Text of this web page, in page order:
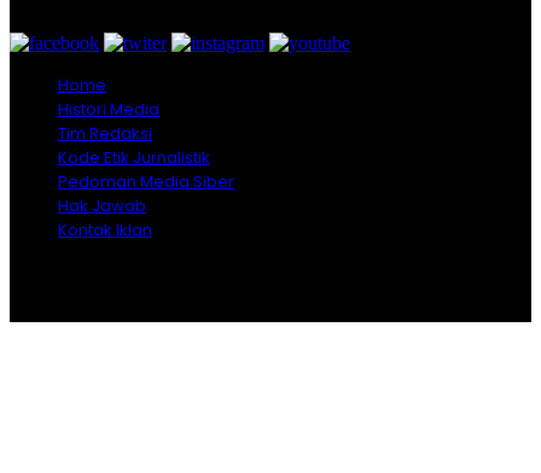
Home
Histori Media
Tim Redaksi
Kode Etik Jurnalistik
Pedoman Media Siber
Hak Jawab
Kontak Iklan